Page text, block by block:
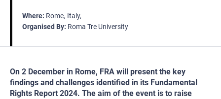
Where Rome Italy
Organised By Roma Tre University
On 2 December in Rome, FRA will present the key
findings and challenges identified in its Fundamental
Rights Report 2024. The aim of the event is to raise